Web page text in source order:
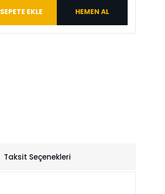
SEPETE EKLE HEMEN AL
Taksit Seçenekleri